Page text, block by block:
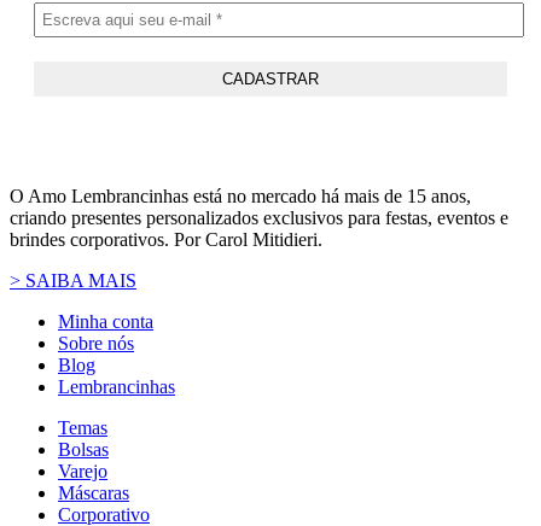
O Amo Lembrancinhas está no mercado há mais de 15 anos,
criando presentes personalizados exclusivos para festas, eventos e
brindes corporativos. Por Carol Mitidieri.
> SAIBA MAIS
Minha conta
Sobre nós
Blog
Lembrancinhas
Temas
Bolsas
Varejo
Máscaras
Corporativo